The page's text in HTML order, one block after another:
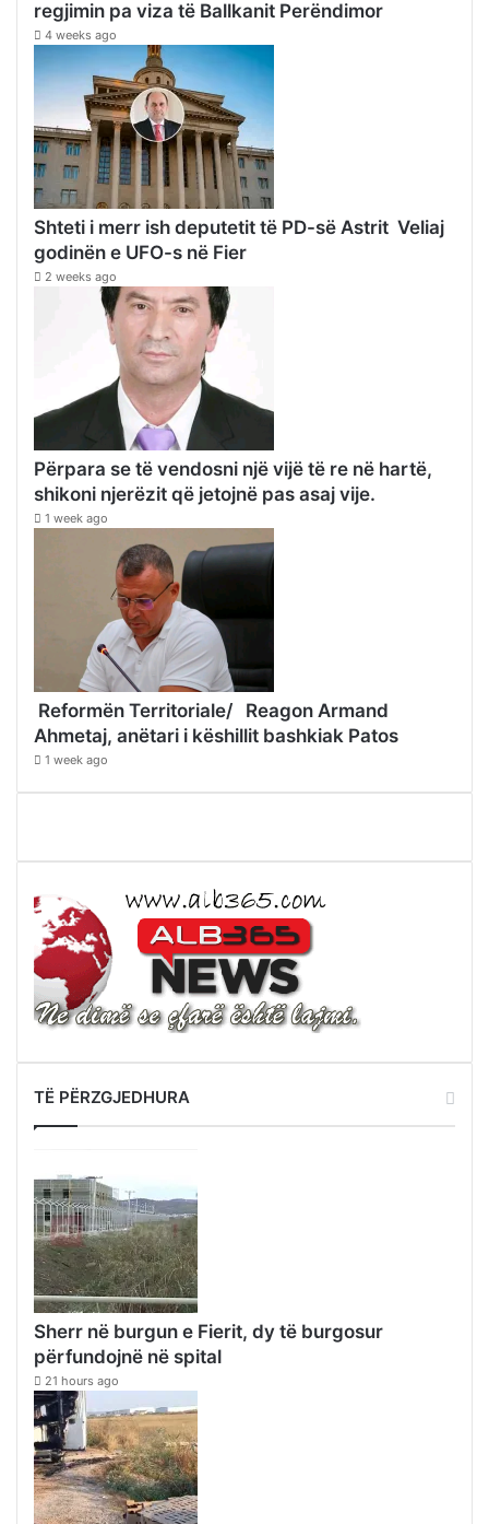
regjimin pa viza të Ballkanit Perëndimor
4 weeks ago
Shteti i merr ish deputetit të PD-së Astrit Veliaj
godinën e UFO-s në Fier
2 weeks ago
Përpara se të vendosni një vijë të re në hartë,
shikoni njerëzit që jetojnë pas asaj vije.
1 week ago
Reformën Territoriale/ Reagon Armand
Ahmetaj, anëtari i këshillit bashkiak Patos
1 week ago
TË PËRZGJEDHURA
Sherr në burgun e Fierit, dy të burgosur
përfundojnë në spital
21 hours ago